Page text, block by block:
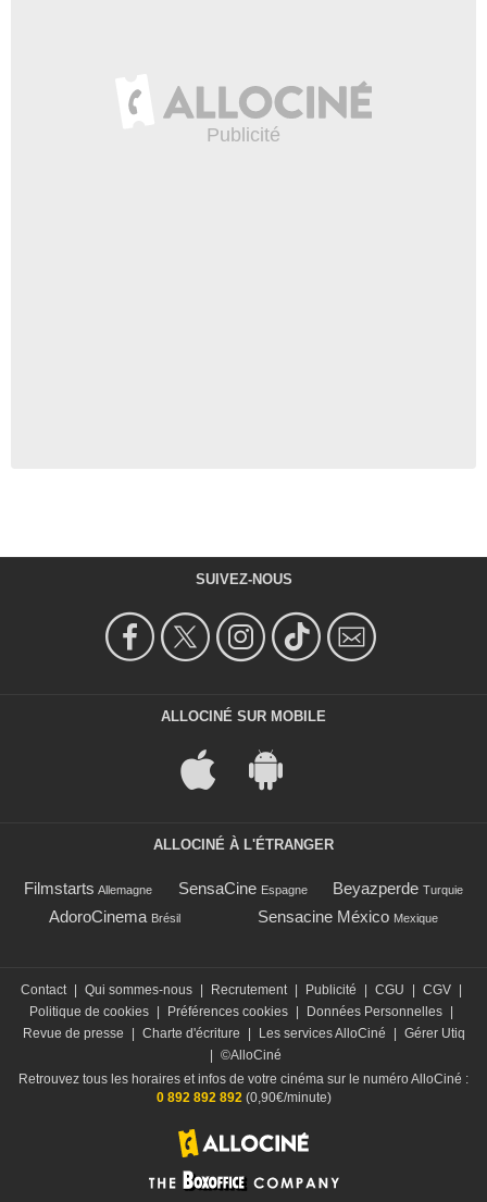
SUIVEZ-NOUS
ALLOCINÉ SUR MOBILE
ALLOCINÉ À L'ÉTRANGER
Filmstarts Allemagne SensaCine Espagne Beyazperde Turquie
AdoroCinema Brésil Sensacine México Mexique
Contact Qui sommes-nous Recrutement Publicité CGU CGV
Politique de cookies
Préférences cookies Données Personnelles
Revue de presse
Charte d'écriture Les services AlloCiné
Gérer Utiq
©AlloCiné
Retrouvez tous les horaires et infos de votre cinéma sur le numéro AlloCiné :
0 892 892 892(0,90€/minute)